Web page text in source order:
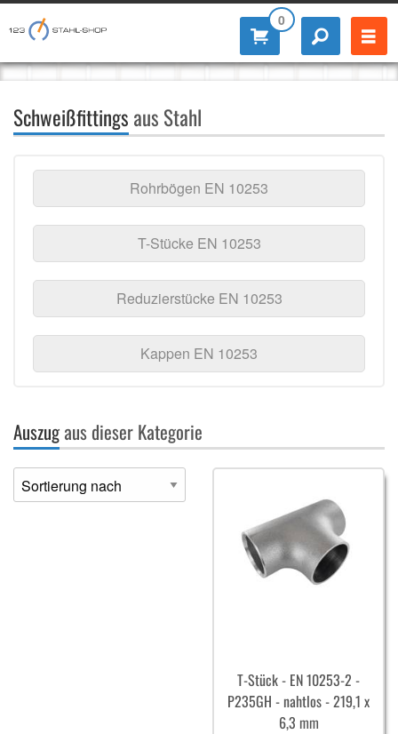
0
Schweißfittings aus Stahl
Rohrbögen EN 10253
T-Stücke EN 10253
Reduzierstücke EN 10253
Kappen EN 10253
Auszugaus dieser Kategorie
T-Stück - EN 10253-2 -
P235GH - nahtlos - 219,1 x
6,3 mm